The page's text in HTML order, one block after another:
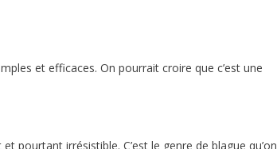
et efficaces. On pourrait croire que c’est une
pourtant irrésistible. C’est le genre de blague qu’on